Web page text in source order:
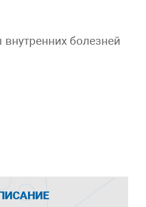
болезней